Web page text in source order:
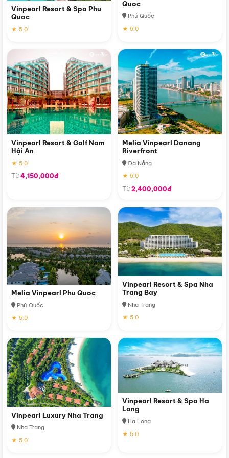
Vinpearl Resort & Spa Phu
Quoc
★ 5.0
Quoc
Phú Quốc
★ 5.0
Vinpearl Resort & Golf Nam
Hội An
★ 5.0
Từ4,150,000đ
Melia Vinpearl Danang
Riverfront
Đà Nẵng
★ 5.0
Từ2,400,000đ
Melia Vinpearl Phu Quoc
Phú Quốc
★ 5.0
Vinpearl Resort & Spa Nha
Trang Bay
Nha Trang
★ 5.0
Vinpearl Luxury Nha Trang
Nha Trang
★ 5.0
Vinpearl Resort & Spa Ha
Long
Hạ Long
★ 5.0